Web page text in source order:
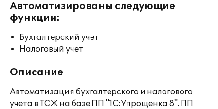
Автоматизированы следующие
функции:
Бухгалтерский учет
Налоговый учет
Описание
Автоматизация бухгалтерского и налогового
учета в ТСЖ на базе ПП "1С:Упрощенка 8". ПП